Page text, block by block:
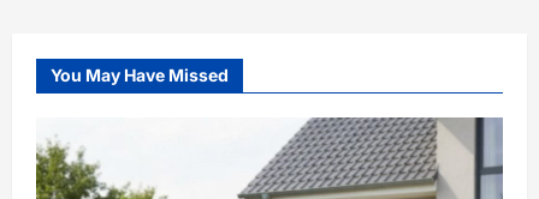
of
Nature
You May Have Missed